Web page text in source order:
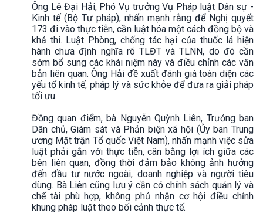
Ông Lê Đại Hải, Phó Vụ trưởng Vụ Pháp luật Dân sự -
Kinh tế (Bộ Tư pháp), nhấn mạnh rằng để Nghị quyết
173 đi vào thực tiễn, cần luật hóa một cách đồng bộ và
khả thi. Luật Phòng, chống tác hại của thuốc lá hiện
hành chưa định nghĩa rõ TLĐT và TLNN, do đó cần
sớm bổ sung các khái niệm này và điều chỉnh các văn
bản liên quan. Ông Hải đề xuất đánh giá toàn diện các
yếu tố kinh tế, pháp lý và sức khỏe để đưa ra giải pháp
tối ưu.
Đồng quan điểm, bà Nguyễn Quỳnh Liên, Trưởng ban
Dân chủ, Giám sát và Phản biện xã hội (Ủy ban Trung
ương Mặt trận Tổ quốc Việt Nam), nhấn mạnh việc sửa
luật phải gắn với thực tiễn, cân bằng lợi ích giữa các
bên liên quan, đồng thời đảm bảo không ảnh hưởng
đến đầu tư nước ngoài, doanh nghiệp và người tiêu
dùng. Bà Liên cũng lưu ý cần có chính sách quản lý và
chế tài phù hợp, không phủ nhận cơ hội điều chỉnh
khung pháp luật theo bối cảnh thực tế.